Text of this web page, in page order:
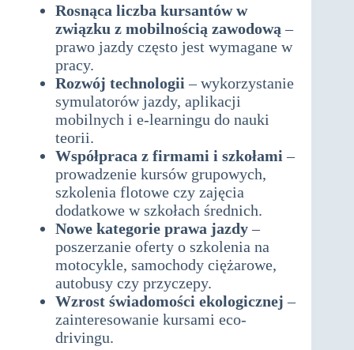
Rosnąca liczba kursantów w
związku z mobilnością zawodową –
prawo jazdy często jest wymagane w
pracy.
Rozwój technologii – wykorzystanie
symulatorów jazdy, aplikacji
mobilnych i e-learningu do nauki
teorii.
Współpraca z firmami i szkołami –
prowadzenie kursów grupowych,
szkolenia flotowe czy zajęcia
dodatkowe w szkołach średnich.
Nowe kategorie prawa jazdy–
poszerzanie oferty o szkolenia na
motocykle, samochody ciężarowe,
autobusy czy przyczepy.
Wzrost świadomości ekologicznej –
zainteresowanie kursami eco-
drivingu.